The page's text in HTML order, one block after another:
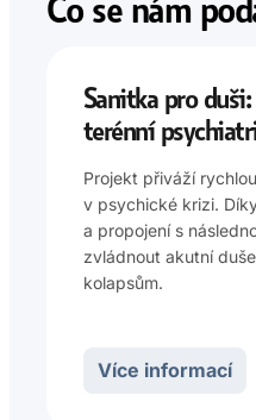
Co se nám
Sanitka pro
terénní
Projekt přiváží
v psychické krizi.
a propojení s
zvládnout akutní
kolapsům.
Více informací